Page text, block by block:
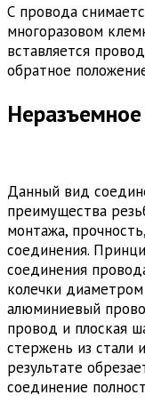
С провода
многоразовом
вставляется
обратное
Данный вид
преимущества
монтажа,
соединения.
соединения
колечки
алюминиевый
провод и плоская
стержень из стали
результате
соединение